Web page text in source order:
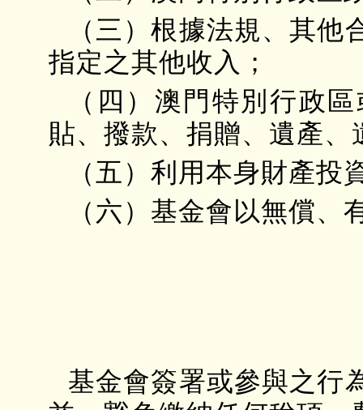
（三）根據法規、其
指定之其他收入；
（四）澳門特別行政
貼、撥款、捐贈、遺產、
（五）利用本身財產投
（六）基金會以無償
基金會簽署或參與之行